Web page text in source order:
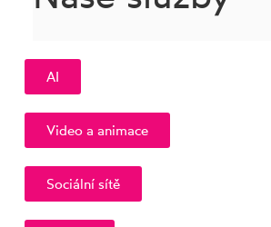
AI
Video a animace
Sociální sítě